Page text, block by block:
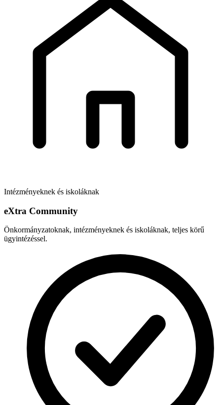
Intézményeknek és iskoláknak
eXtra Community
Önkormányzatoknak, intézményeknek és iskoláknak, teljes körű
ügyintézéssel.